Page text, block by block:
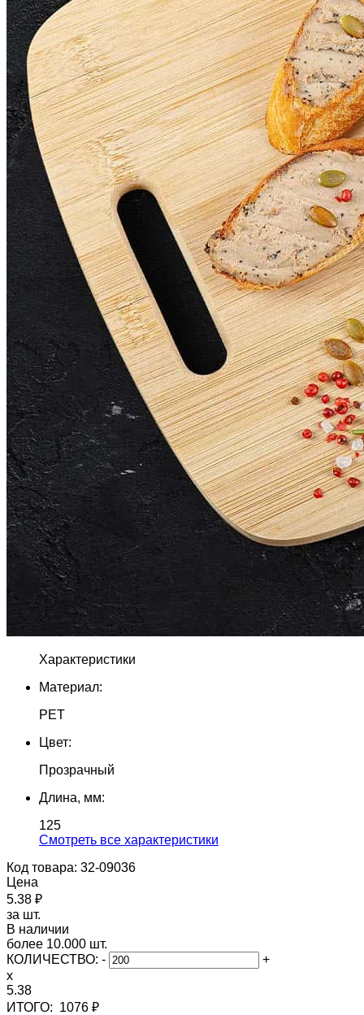
Характеристики
Материал:
PET
Цвет:
Прозрачный
Длина, мм:
125
Cмотреть все характеристики
Код товара: 32-09036
Цена
5.38 ₽
за шт.
В наличии
более 10.000 шт.
КОЛИЧЕСТВО: -
+
x
5.38
ИТОГО: 1076 ₽